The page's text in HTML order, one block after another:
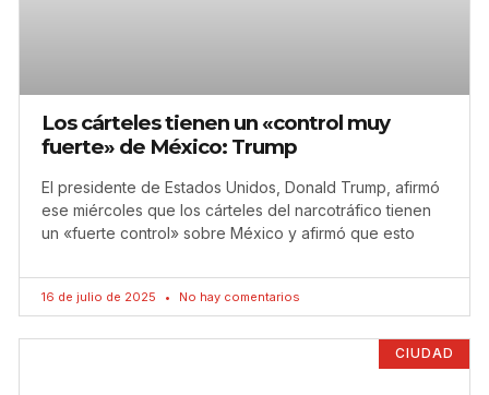
Los cárteles tienen un «control muy
fuerte» de México: Trump
El presidente de Estados Unidos, Donald Trump, afirmó
ese miércoles que los cárteles del narcotráfico tienen
un «fuerte control» sobre México y afirmó que esto
16 de julio de 2025 No hay comentarios
CIUDAD